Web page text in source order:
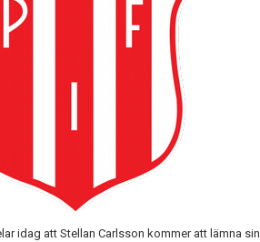
idag att Stellan Carlsson kommer att lämna sin